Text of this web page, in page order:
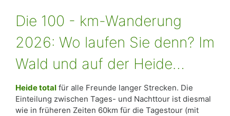
Die 100 - km-Wanderung
2026: Wo laufen Sie denn? Im
Wald und auf der Heide…
Heide total für alle Freunde langer Strecken. Die
Einteilung zwischen Tages- und Nachttour ist diesmal
wie in früheren Zeiten 60km für die Tagestour (mit